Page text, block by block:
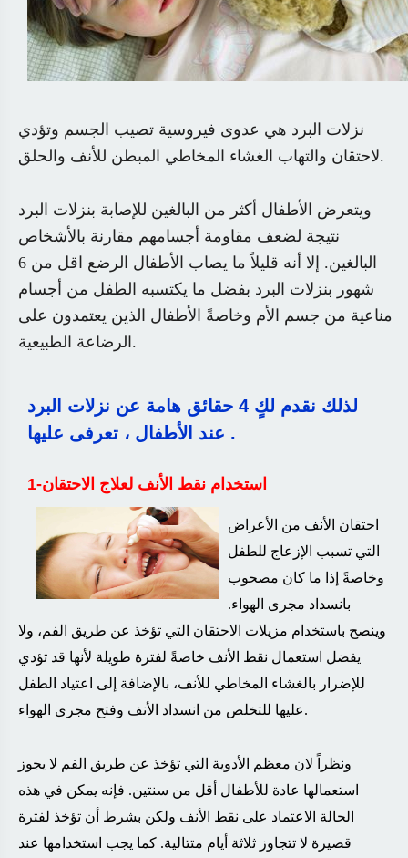
نزلات البرد هي عدوى فيروسية تصيب الجسم وتؤدي
لاحتقان والتهاب الغشاء المخاطي المبطن للأنف والحلق.
ويتعرض الأطفال أكثر من البالغين للإصابة بنزلات البرد
نتيجة لضعف مقاومة أجسامهم مقارنة بالأشخاص
البالغين. إلا أنه قليلاً ما يصاب الأطفال الرضع اقل من 6
شهور بنزلات البرد بفضل ما يكتسبه الطفل من أجسام
مناعية من جسم الأم وخاصةً الأطفال الذين يعتمدون على
الرضاعة الطبيعية .
لذلك نقدم لكٍ 4 حقائق هامة عن نزلات البرد
عند الأطفال ، تعرفى عليها .
1-استخدام نقط الأنف لعلاج الاحتقان
احتقان الأنف من الأعراض
التي تسبب الإزعاج للطفل
وخاصةً إذا ما كان مصحوب
بانسداد مجرى الهواء.
وينصح باستخدام مزيلات الاحتقان التي تؤخذ عن طريق الفم، ولا
يفضل استعمال نقط الأنف خاصةً لفترة طويلة لأنها قد تؤدي
للإضرار بالغشاء المخاطي للأنف، بالإضافة إلى اعتياد الطفل
عليها للتخلص من انسداد الأنف وفتح مجرى الهواء.
ونظراً لان معظم الأدوية التي تؤخذ عن طريق الفم لا يجوز
استعمالها عادة للأطفال أقل من سنتين. فإنه يمكن في هذه
الحالة الاعتماد على نقط الأنف ولكن بشرط أن تؤخذ لفترة
قصيرة لا تتجاوز ثلاثة أيام متتالية. كما يجب استخدامها عند